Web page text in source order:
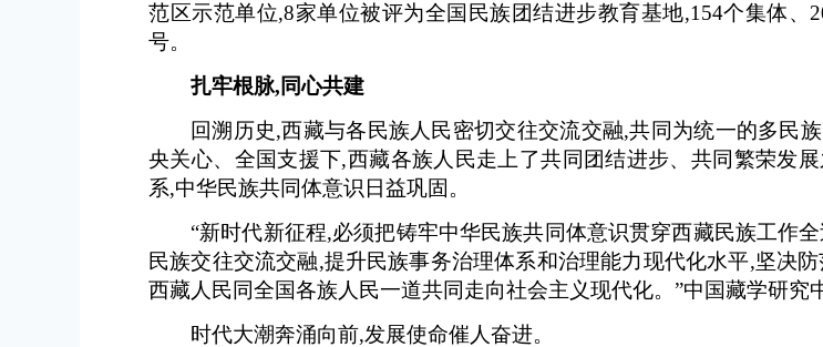
范区示范单位,8家单位被评为全国民族团结进步教育基地,154个集体
号。
扎牢根脉,同心共建
回溯历史,西藏与各民族人民密切交往交流交融,共同为统一的多民
央关心、全国支援下,西藏各族人民走上了共同团结进步、共同繁荣发
系,中华民族共同体意识日益巩固。
“新时代新征程,必须把铸牢中华民族共同体意识贯穿西藏民族工作
民族交往交流交融,提升民族事务治理体系和治理能力现代化水平,坚决
西藏人民同全国各族人民一道共同走向社会主义现代化。”中国藏学研究
时代大潮奔涌向前,发展使命催人奋进。